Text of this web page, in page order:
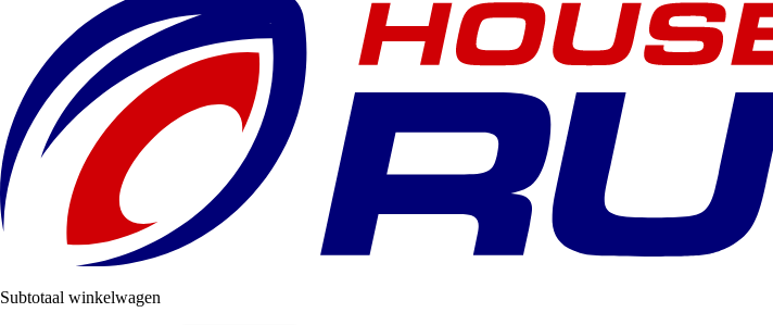
Subtotaal winkelwagen